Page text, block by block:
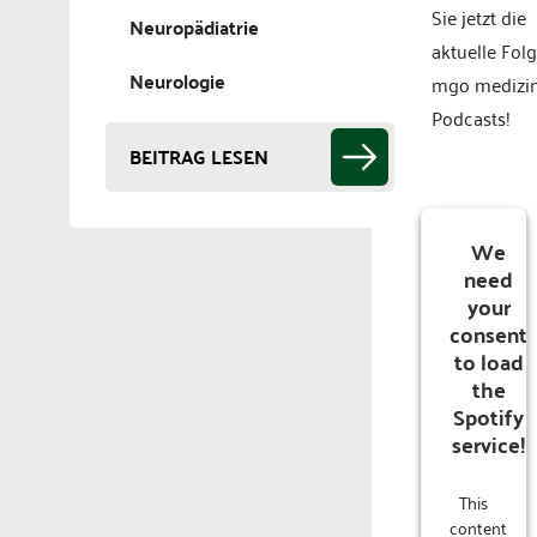
Neuropädiatrie
Neurologie
BEITRAG LESEN
Sie jetzt die
aktuelle
mgo
Podcasts!
We
need
your
consent
to load
the
Spotify
service!
This
content